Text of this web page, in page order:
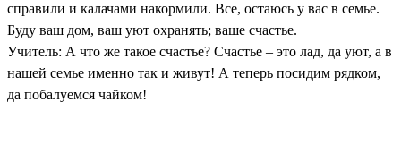
справили и калачами накормили. Все, остаюсь у вас в семье.
Буду ваш дом, ваш уют охранять; ваше счастье.
Учитель: А что же такое счастье? Счастье – это лад, да уют, а в
нашей семье именно так и живут! А теперь посидим рядком,
да побалуемся чайком!